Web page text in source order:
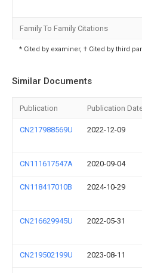
Family To Family Citations
* Cited by examiner, † Cited by third
Similar Documents
Publication Publication
CN217988569U 2022-12-09
CN111617547A 2020-09-04
CN118417010B 2024-10-29
CN216629945U 2022-05-31
CN219502199U 2023-08-11